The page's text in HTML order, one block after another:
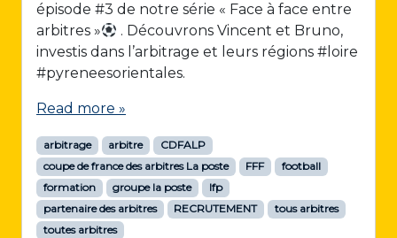
épisode #3 de notre série « Face à face entre
arbitres »
. Découvrons Vincent et Bruno,
investis dans l’arbitrage et leurs régions #loire
#pyreneesorientales.
Read more »
arbitrage arbitre
CDFALP
coupe de france des arbitres La poste
FFF
football
formation
groupe la poste
lfp
partenaire des arbitres
RECRUTEMENT
tous arbitres
toutes arbitres